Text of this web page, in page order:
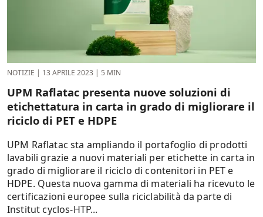
NOTIZIE | 13 APRILE 2023 | 5 MIN
UPM Raflatac presenta nuove soluzioni di
etichettatura in carta in grado di migliorare il
riciclo di PET e HDPE
UPM Raflatac sta ampliando il portafoglio di prodotti
lavabili grazie a nuovi materiali per etichette in carta in
grado di migliorare il riciclo di contenitori in PET e
HDPE. Questa nuova gamma di materiali ha ricevuto le
certificazioni europee sulla riciclabilità da parte di
Institut cyclos-HTP...